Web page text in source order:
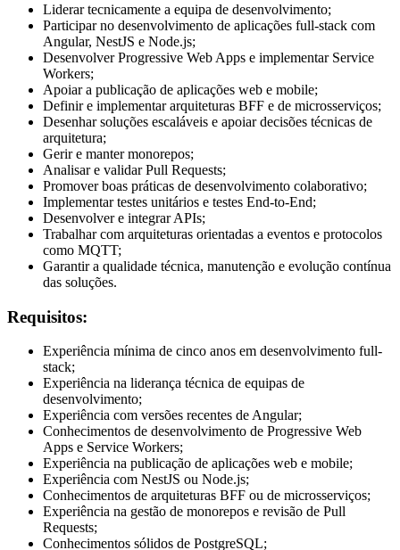
Liderar tecnicamente a equipa de desenvolvimento;
Participar no desenvolvimento de aplicações full-stack com
Angular, NestJS e Node.js;
Desenvolver Progressive Web Apps e implementar Service
Workers;
Apoiar a publicação de aplicações web e mobile;
Definir e implementar arquiteturas BFF e de microsserviços;
Desenhar soluções escaláveis e apoiar decisões técnicas de
arquitetura;
Gerir e manter monorepos;
Analisar e validar Pull Requests;
Promover boas práticas de desenvolvimento colaborativo;
Implementar testes unitários e testes End-to-End;
Desenvolver e integrar APIs;
Trabalhar com arquiteturas orientadas a eventos e protocolos
como MQTT;
Garantir a qualidade técnica, manutenção e evolução contínua
das soluções.
Requisitos:
Experiência mínima de cinco anos em desenvolvimento full-
stack;
Experiência na liderança técnica de equipas de
desenvolvimento;
Experiência com versões recentes de Angular;
Conhecimentos de desenvolvimento de Progressive Web
Apps e Service Workers;
Experiência na publicação de aplicações web e mobile;
Experiência com NestJS ou Node.js;
Conhecimentos de arquiteturas BFF ou de microsserviços;
Experiência na gestão de monorepos e revisão de Pull
Requests;
Conhecimentos sólidos de PostgreSQL;